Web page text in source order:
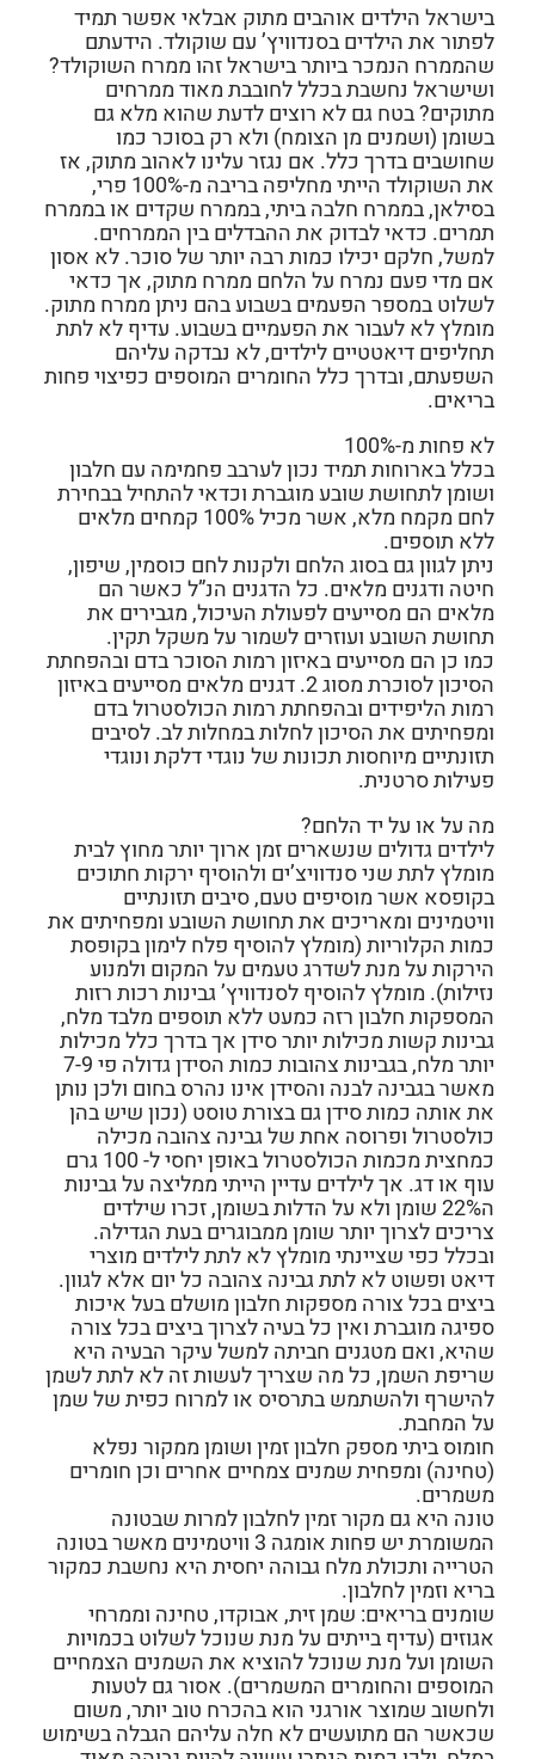
בישראל הילדים אוהבים מתוק אבלאי אפשר תמיד
לפתור את הילדים בסנדוויץ’ עם שוקולד. הידעתם
שהממרח הנמכר ביותר בישראל זהו ממרח השוקולד?
ושישראל נחשבת בכלל לחובבת מאוד ממרחים
מתוקים? בטח גם לא רוצים לדעת שהוא מלא גם
בשומן (ושמנים מן הצומח) ולא רק בסוכר כמו
שחושבים בדרך כלל. אם נגזר עלינו לאהוב מתוק, אז
את השוקולד הייתי מחליפה בריבה מ-100% פרי,
בסילאן, בממרח חלבה ביתי, בממרח שקדים או בממרח
תמרים. כדאי לבדוק את ההבדלים בין הממרחים.
למשל, חלקם יכילו כמות רבה יותר של סוכר. לא אסון
אם מדי פעם נמרח על הלחם ממרח מתוק, אך כדאי
לשלוט במספר הפעמים בשבוע בהם ניתן ממרח מתוק.
מומלץ לא לעבור את הפעמיים בשבוע. עדיף לא לתת
תחליפים דיאטטיים לילדים, לא נבדקה עליהם
השפעתם, ובדרך כלל החומרים המוספים כפיצוי פחות
בריאים.
לא פחות מ-100%
בכלל בארוחות תמיד נכון לערבב פחמימה עם חלבון
ושומן לתחושת שובע מוגברת וכדאי להתחיל בבחירת
לחם מקמח מלא, אשר מכיל 100% קמחים מלאים
ללא תוספים.
ניתן לגוון גם בסוג הלחם ולקנות לחם כוסמין, שיפון,
חיטה ודגנים מלאים. כל הדגנים הנ”ל כאשר הם
מלאים הם מסייעים לפעולת העיכול, מגבירים את
תחושת השובע ועוזרים לשמור על משקל תקין.
כמו כן הם מסייעים באיזון רמות הסוכר בדם ובהפחתת
הסיכון לסוכרת מסוג 2. דגנים מלאים מסייעים באיזון
רמות הליפידים ובהפחתת רמות הכולסטרול בדם
ומפחיתים את הסיכון לחלות במחלות לב. לסיבים
תזונתיים מיוחסות תכונות של נוגדי דלקת ונוגדי
פעילות סרטנית.
מה על או על יד הלחם?
לילדים גדולים שנשארים זמן ארוך יותר מחוץ לבית
מומלץ לתת שני סנדוויצ’ים ולהוסיף ירקות חתוכים
בקופסא אשר מוסיפים טעם, סיבים תזונתיים
וויטמינים ומאריכים את תחושת השובע ומפחיתים את
כמות הקלוריות (מומלץ להוסיף פלח לימון בקופסת
הירקות על מנת לשדרג טעמים על המקום ולמנוע
נזילות). מומלץ להוסיף לסנדוויץ’ גבינות רכות רזות
המספקות חלבון רזה כמעט ללא תוספים מלבד מלח,
גבינות קשות מכילות יותר סידן אך בדרך כלל מכילות
יותר מלח, בגבינות צהובות כמות הסידן גדולה פי 7-9
מאשר בגבינה לבנה והסידן אינו נהרס בחום ולכן נותן
את אותה כמות סידן גם בצורת טוסט (נכון שיש בהן
כולסטרול ופרוסה אחת של גבינה צהובה מכילה
כמחצית מכמות הכולסטרול באופן יחסי ל- 100 גרם
עוף או דג. אך לילדים עדיין הייתי ממליצה על גבינות
ה22% שומן ולא על הדלות בשומן, זכרו שילדים
צריכים לצרוך יותר שומן ממבוגרים בעת הגדילה.
ובכלל כפי שציינתי מומלץ לא לתת לילדים מוצרי
דיאט ופשוט לא לתת גבינה צהובה כל יום אלא לגוון.
ביציםבכל צורה מספקות חלבון מושלם בעל איכות
ספיגה מוגברת ואין כל בעיה לצרוך ביצים בכל צורה
שהיא, ואם מטגנים חביתה למשל עיקר הבעיה היא
שריפת השמן, כל מה שצריך לעשות זה לא לתת לשמן
להישרף ולהשתמש בתרסיס או למרוח כפית של שמן
על המחבת.
חומוס ביתי מספק חלבון זמין ושומן ממקור נפלא
(טחינה) ומפחית שמנים צמחיים אחרים וכן חומרים
משמרים.
טונה היא גם מקור זמין לחלבון למרות שבטונה
המשומרת יש פחות אומגה 3 וויטמינים מאשר בטונה
הטרייה ותכולת מלח גבוהה יחסית היא נחשבת כמקור
בריא וזמין לחלבון.
שומנים בריאים: שמן זית, אבוקדו, טחינה וממרחי
אגוזים (עדיף בייתים על מנת שנוכל לשלוט בכמויות
השומן ועל מנת שנוכל להוציא את השמנים הצמחיים
המוספים והחומרים המשמרים). אסור גם לטעות
ולחשוב שמוצר אורגני הוא בהכרח טוב יותר, משום
שכאשר הם מתועשים לא חלה עליהם הגבלה בשימוש